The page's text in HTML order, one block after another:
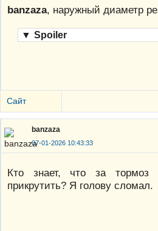
banzaza, наружный диаметр
▼ Spoiler
Сайт
banzaza
07-01-2026 10:43:33
Кто знает, что за
прикрутить? Я голову сломал.